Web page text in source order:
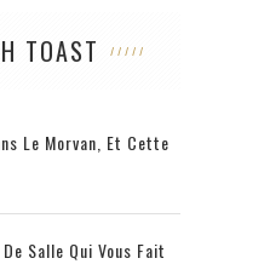
TOAST
Le Morvan, Et Cette
Salle Qui Vous Fait